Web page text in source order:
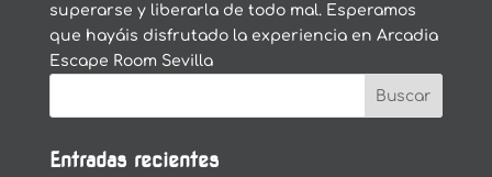
superarse y liberarla de todo mal. Esperamos
que hayáis disfrutado la experiencia en Arcadia
Escape Room Sevilla
Entradas recientes